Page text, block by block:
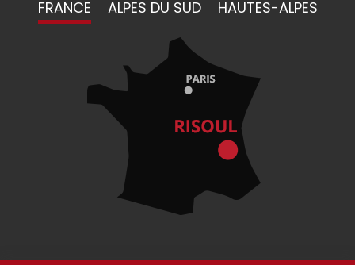
FRANCE ALPES DU SUD HAUTES-ALPES